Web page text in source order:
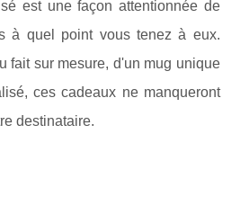
est une façon attentionnée de
à quel point vous tenez à eux.
fait sur mesure, d'un mug unique
ces cadeaux ne manqueront
destinataire.